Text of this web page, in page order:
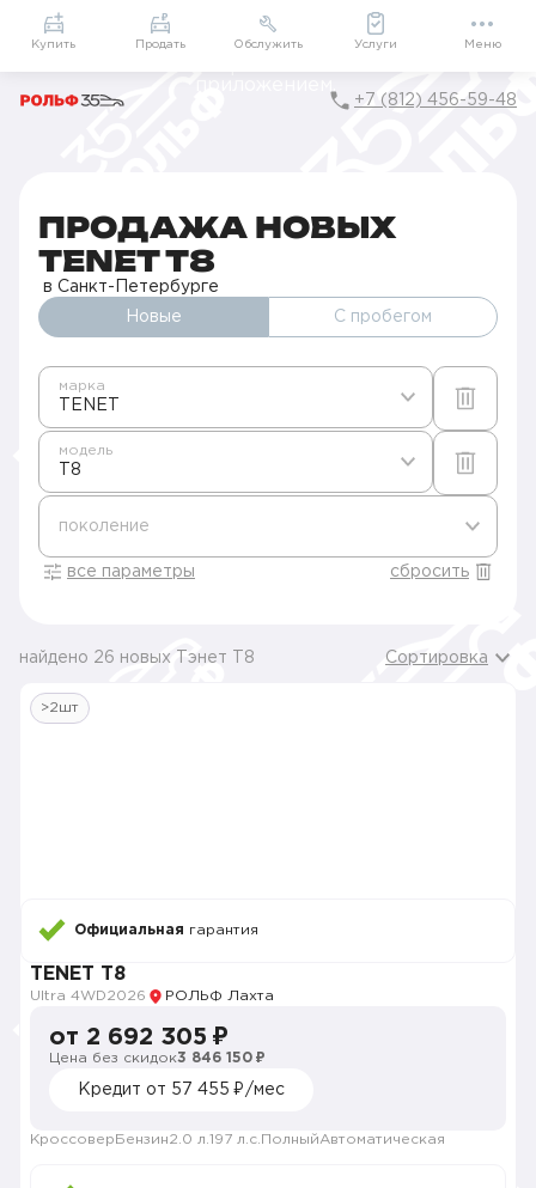
Приложение
Мой РОЛЬФ
Подарки внутри
+7 (812) 456-59-48
ПРОДАЖА НОВЫХ
TENET T8
в Санкт-Петербурге
Новые С пробегом
TENET
марка
T8
модель
поколение
все параметры сбросить
найдено 26 новых Тэнет T8 Сортировка
>2шт
Официальная гарантия
TENET T8
Ultra 4WD2026 РОЛЬФ Лахта
от 2 692 305 ₽
Цена без скидок3 846 150 ₽
Кредит от 57 455 ₽/мес
Кроссовер Бензин2.0 л. 197 л.с. ПолныйАвтоматическая
Купить Продать Обслужить Услуги Меню